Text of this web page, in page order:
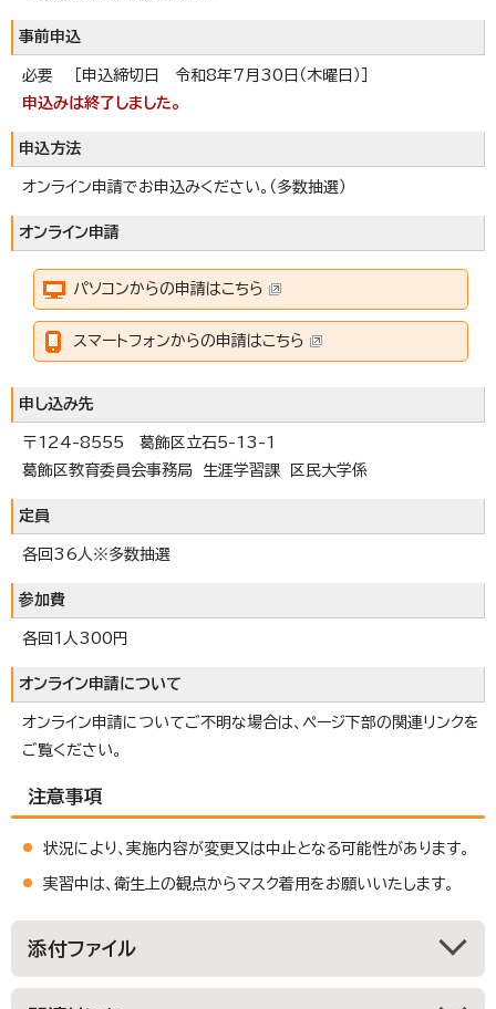
事前申込
必要 ［申込締切日 令和8年7月30日（木曜日）］
申込みは終了しました。
申込方法
オンライン申請でお申込みください。（多数抽選）
オンライン申請
パソコンからの申請はこちら
スマートフォンからの申請はこちら
申し込み先
〒124-8555 葛飾区立石5-13-1
葛飾区教育委員会事務局 生涯学習課 区民大学係
定員
各回36人※多数抽選
参加費
各回1人300円
オンライン申請について
オンライン申請についてご不明な場合は、ページ下部の関連リンクを
ご覧ください。
注意事項
状況により、実施内容が変更又は中止となる可能性があります。
実習中は、衛生上の観点からマスク着用をお願いいたします。
添付ファイル